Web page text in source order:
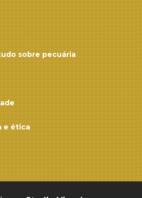
sobre pecuária
e ética